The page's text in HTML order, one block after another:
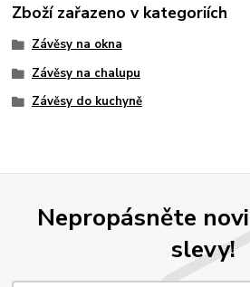
Zboží zařazeno v kategoriích
Závěsy na okna
Závěsy na chalupu
Závěsy do kuchyně
Nepropásněte
slevy!